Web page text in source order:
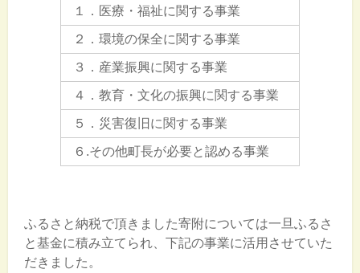
１．医療・福祉に関する事業
２．環境の保全に関する事業
３．産業振興に関する事業
４．教育・文化の振興に関する事業
５．災害復旧に関する事業
６.その他町長が必要と認める事業
ふるさと納税で頂きました寄附については一旦ふるさ
と基金に積み立てられ、下記の事業に活用させていた
だきました。